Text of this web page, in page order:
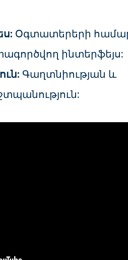
Օգտատերերի
ինտերֆեյս:
Գաղտնիության և